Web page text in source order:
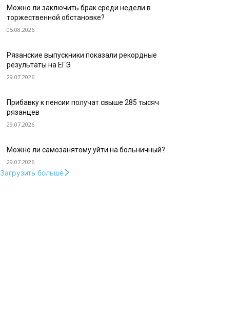
Можно ли заключить брак среди недели в
торжественной обстановке?
05.08.2026
Рязанские выпускники показали рекордные
результаты на ЕГЭ
29.07.2026
Прибавку к пенсии получат свыше 285 тысяч
рязанцев
29.07.2026
Можно ли самозанятому уйти на больничный?
29.07.2026
Загрузить больше